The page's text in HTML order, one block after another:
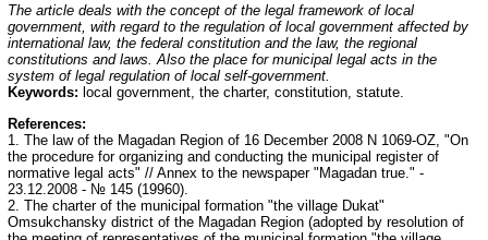
The article deals with the concept of the legal framework of local
government, with regard to the regulation of local government affected by
international law, the federal constitution and the law, the regional
constitutions and laws. Also the place for municipal legal acts in the
system of legal regulation of local self-government.
Keywords: local government, the charter, constitution, statute.
References:
1. The law of the Magadan Region of 16 December 2008 N 1069-OZ, "On
the procedure for organizing and conducting the municipal register of
normative legal acts" // Annex to the newspaper "Magadan true." -
23.12.2008 - № 145 (19960).
2. The charter of the municipal formation "the village Dukat"
Omsukchansky district of the Magadan Region (adopted by resolution of